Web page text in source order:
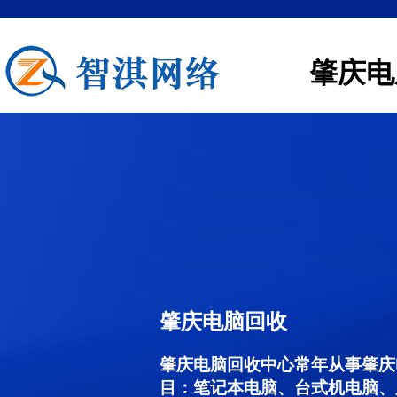
肇庆
肇庆电脑回收
肇庆电脑回收中心常年从事肇
目：笔记本电脑、台式机电脑